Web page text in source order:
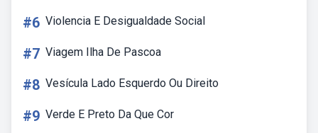
#6 Violencia E Desigualdade Social
#7 Viagem Ilha De Pascoa
#8 Vesícula Lado Esquerdo Ou Direito
#9 Verde E Preto Da Que Cor